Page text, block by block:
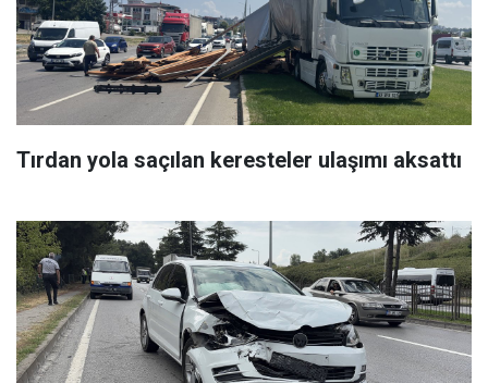
Tırdan yola saçılan keresteler ulaşımı aksattı